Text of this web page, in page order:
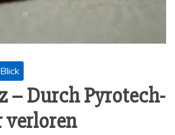
– Durch Pyro­tech­
verloren